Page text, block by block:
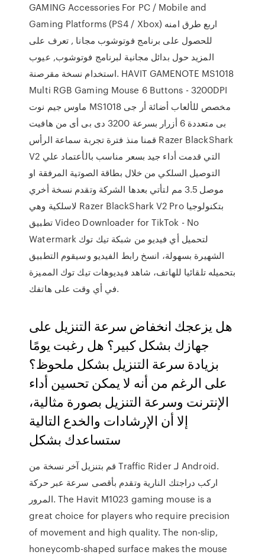
GAMING Accessories For PC / Mobile and
Gaming Platforms (PS4 / Xbox) اربع طرق امنه
للحصول على برنامج فوتوشوب مجانا , تعرف على
المزيد حول بدائل مجانية لبرنامج فوتوشوب, عيوب
استخدام نسخة مقرصنة. HAVIT GAMENOTE MS1018
Multi RGB Gaming Mouse 6 Buttons - 3200DPI
ماوس جيم نوت MS1018 مخصص للألعاب أضائة أر جى
بى متعددة 6 أزرار بسرعة 3200 دى بى أى من هافيت
قمنا منذ فترة تجربة سماعة الرأس Razer BlackShark
V2 التي قدمت أداء جيد بسعر مناسب بالأعتماد علي
التوصيل السلكي من خلال بطاقة الصوتية المرفقة او
موصل 3.5 مم لتأتي بعدها الشركة وتقدم نسخة أخري
لاسلكية وهي Razer BlackShark V2 Pro بتكنولوجيا
تطبيق Video Downloader for TikTok - No
Watermark لتحميل أي فيديو من شبكة تيك توك
الشهيرة بسهولة، انسخ رابط الفيديو وسيقوم التطبيق
بتحميله تلقائيا للهاتف، شاهد فيديوهات تيك توك المميزة
في أي وقت على هاتفك.
هل يزعجك انخفاض سرعة التنزيل على
جهازك بشكل كبير؟ هل رغبت يومًا
بزيادة سرعة التنزيل بشكل ملحوظ؟
على الرغم من أنه لا يمكن تحسين أداء
الإنترنت وسرعة التنزيل بصورة مثالية،
إلا أن الإرشادات والخدع التالية
ستساعدك بشكل
قم بتنزيل آخر نسخة من Traffic Rider لـ Android.
اركب دراجتك النارية وتقدم بأقصى سرعة عبر حركة
المرور. The Havit M1023 gaming mouse is a
great choice for players who require precision
of movement and high quality. The non-slip,
honeycomb-shaped surface makes the mouse